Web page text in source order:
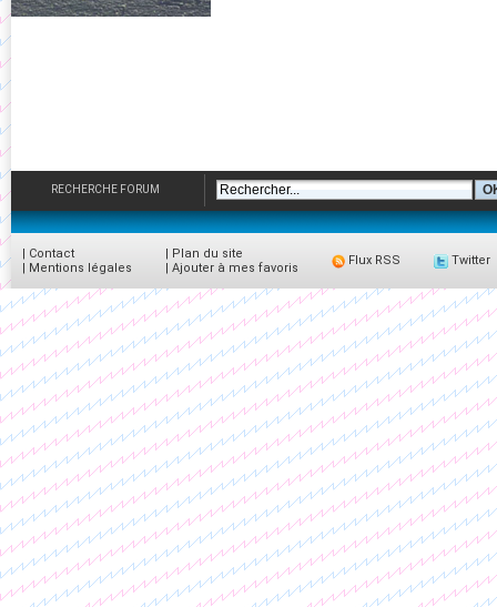
RECHERCHE FORUM
| Contact
| Mentions légales
| Plan du site
| Ajouter à mes favoris
Flux RSS Twitter